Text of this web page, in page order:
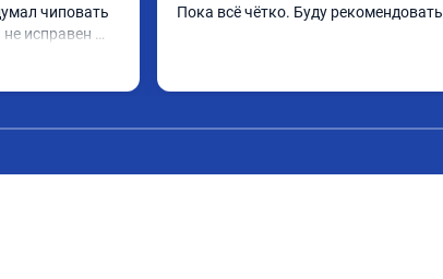
чиповать
исправен
стало все
Пока всё чётко. Буду рекомендовать